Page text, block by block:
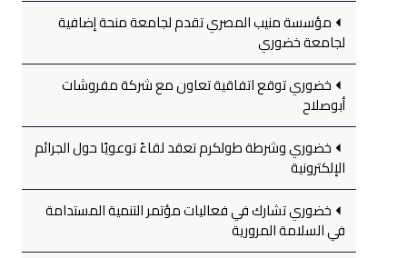
مؤسسة منيب المصري تقدم لجامعة منحة إضافية
لجامعة خضوري
خضوري توقع اتفاقية تعاون مع شركة مفروشات
أبوصلاح
خضوري وشرطة طولكرم تعقد لقاءً توعويًا حول الجرائم
الإلكترونية
خضوري تشارك في فعاليات مؤتمر التنمية المستدامة
في السلامة المرورية